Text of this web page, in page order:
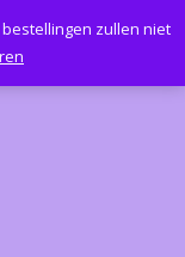
zullen niet